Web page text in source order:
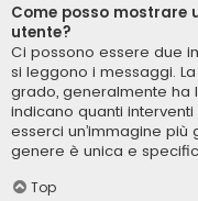
Come posso mostrare
utente?
Ci possono essere due
si leggono i messaggi.
grado, generalmente ha
indicano quanti
esserci un’immagine
genere è unica e
Top